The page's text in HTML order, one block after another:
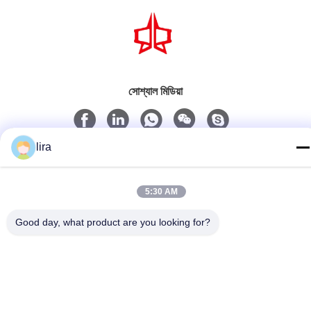
সোশ্যাল মিডিয়া
ই-মেইল
lira
5:30 AM
Good day, what product are you looking for?